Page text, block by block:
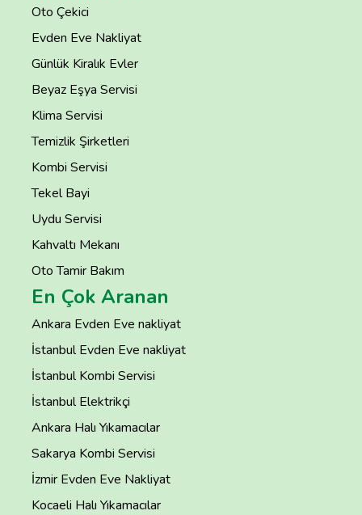
Oto Çekici
Evden Eve Nakliyat
Günlük Kiralık Evler
Beyaz Eşya Servisi
Klima Servisi
Temizlik Şirketleri
Kombi Servisi
Tekel Bayi
Uydu Servisi
Kahvaltı Mekanı
Oto Tamir Bakım
En Çok Aranan
Ankara Evden Eve nakliyat
İstanbul Evden Eve nakliyat
İstanbul Kombi Servisi
İstanbul Elektrikçi
Ankara Halı Yıkamacılar
Sakarya Kombi Servisi
İzmir Evden Eve Nakliyat
Kocaeli Halı Yıkamacılar